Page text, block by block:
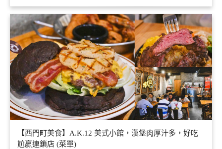
【西門町美食】A.K.12 美式小館，漢堡肉厚汁多，好吃
尬贏連鎖店 (菜單)